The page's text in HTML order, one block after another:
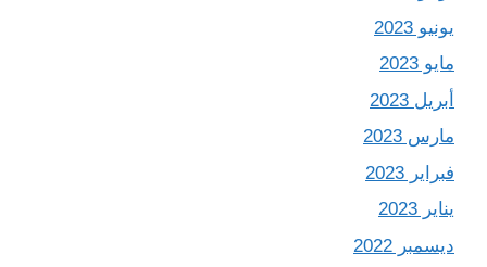
يونيو 2023
مايو 2023
أبريل 2023
مارس 2023
فبراير 2023
يناير 2023
ديسمبر 2022